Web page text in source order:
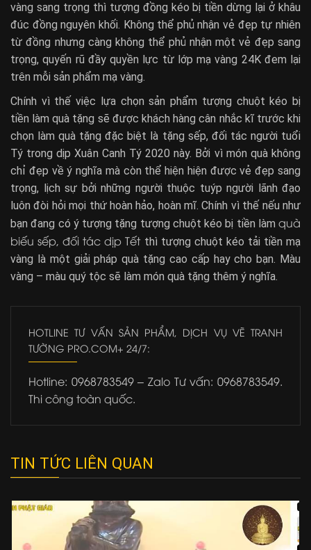
vàng sang trọng thì tượng đồng kéo bị tiền dừng lại ở khâu
đúc đồng nguyên khối. Không thể phủ nhận vẻ đẹp tự nhiên
từ đồng nhưng càng không thể phủ nhận một vẻ đẹp sang
trọng, quyến rũ đầy quyền lực từ lớp mạ vàng 24K đem lại
trên mỗi sản phẩm mạ vàng.
Chính vì thế việc lựa chọn sản phẩm tượng chuột kéo bị
tiền làm quà tặng sẽ được khách hàng cân nhắc kĩ trước khi
chọn làm quà tặng đặc biệt là tặng sếp, đối tác người tuổi
Tý trong dịp Xuân Canh Tý 2020 này. Bởi vì món quà không
chỉ đẹp về ý nghĩa mà còn thể hiện hiện được vẻ đẹp sang
trọng, lịch sự bởi những người thuộc tuýp người lãnh đạo
luôn đòi hỏi mọi thứ hoàn hảo, hoàn mĩ. Chính vì thế nếu như
bạn đang có ý tượng tặng tượng chuột kéo bị tiền làm quà
biếu sếp, đối tác dịp Tếtthì tượng chuột kéo tải tiền mạ
vàng là một giải pháp quà tặng cao cấp hay cho bạn. Màu
vàng – màu quý tộc sẽ làm món quà tặng thêm ý nghĩa.
HOTLINE TƯ VẤN SẢN PHẨM, DỊCH VỤ VẼ TRANH
TƯỜNG PRO.COM+ 24/7:
Hotline: 0968783549 – Zalo Tư vấn: 0968783549.
Thi công toàn quốc.
TIN TỨC LIÊN QUAN